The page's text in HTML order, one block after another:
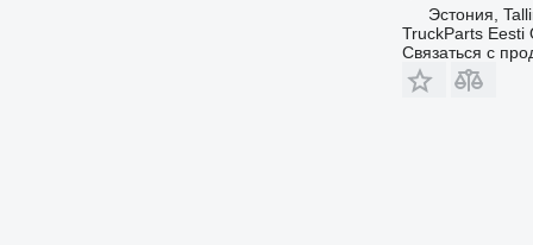
Эстония,
TruckParts Eesti
Связаться с